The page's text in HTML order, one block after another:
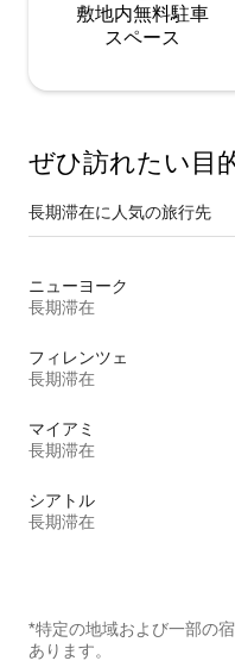
敷地内無料駐⁠車
ス⁠ペ⁠ー⁠ス
ぜひ訪⁠れ⁠た⁠い目⁠
長期滞在に人気の旅行先
ニューヨーク
長期滞在
フィレンツェ
長期滞在
マイアミ
長期滞在
シアトル
長期滞在
*特定の地域および一部の
あります。